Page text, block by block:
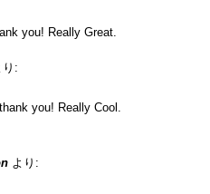
you! Really Great.
り:
you! Really Cool.
より: